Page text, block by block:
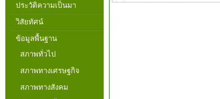
ประวัติความเป็นมา
วิสัยทัศน์
ข้อมูลพื้นฐาน
สภาพทั่วไป
สภาพทางเศรษฐกิจ
สภาพทางสังคม